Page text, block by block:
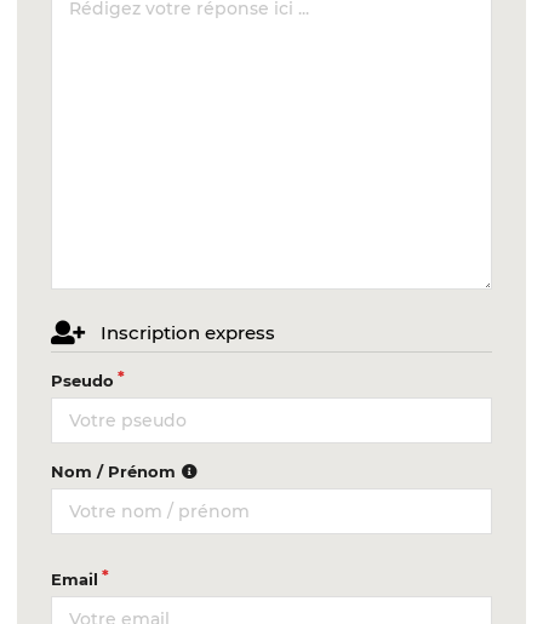
Inscription express
Pseudo
Nom / Prénom
Email